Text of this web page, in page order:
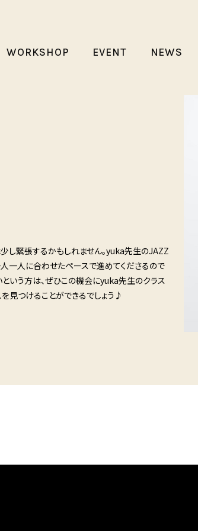
WORKSHOP EVENT NEWS
緊張するかもしれません。yuka先生のJAZZ
一人に合わせたペースで進めてくださるので
いう方は、ぜひこの機会にyuka先生のクラス
を見つけることができるでしょう♪